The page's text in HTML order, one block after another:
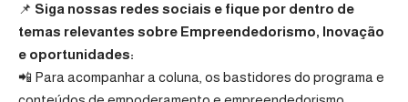
📌 Siga nossas redes sociais e fique por dentro de
temas relevantes sobre Empreendedorismo, Inovação
e oportunidades:
📲 Para acompanhar a coluna, os bastidores do programa e